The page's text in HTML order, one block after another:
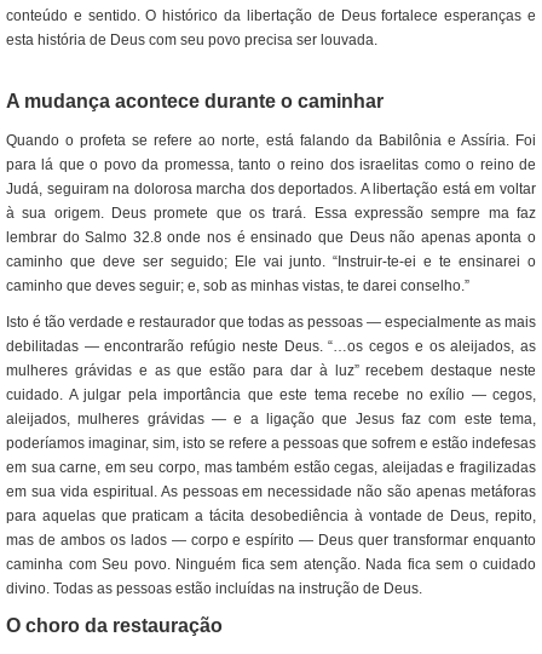
conteúdo e sentido. O histórico da libertação de Deus fortalece esperanças e
esta história de Deus com seu povo precisa ser louvada.
A mudança acontece durante o caminhar
Quando o profeta se refere ao norte, está falando da Babilônia e Assíria. Foi
para lá que o povo da promessa, tanto o reino dos israelitas como o reino de
Judá, seguiram na dolorosa marcha dos deportados. A libertação está em voltar
à sua origem. Deus promete que os trará. Essa expressão sempre ma faz
lembrar do Salmo 32.8 onde nos é ensinado que Deus não apenas aponta o
caminho que deve ser seguido; Ele vai junto. “Instruir-te-ei e te ensinarei o
caminho que deves seguir; e, sob as minhas vistas, te darei conselho.”
Isto é tão verdade e restaurador que todas as pessoas — especialmente as mais
debilitadas — encontrarão refúgio neste Deus. “…os cegos e os aleijados, as
mulheres grávidas e as que estão para dar à luz” recebem destaque neste
cuidado. A julgar pela importância que este tema recebe no exílio — cegos,
aleijados, mulheres grávidas — e a ligação que Jesus faz com este tema,
poderíamos imaginar, sim, isto se refere a pessoas que sofrem e estão indefesas
em sua carne, em seu corpo, mas também estão cegas, aleijadas e fragilizadas
em sua vida espiritual. As pessoas em necessidade não são apenas metáforas
para aquelas que praticam a tácita desobediência à vontade de Deus, repito,
mas de ambos os lados — corpo e espírito — Deus quer transformar enquanto
caminha com Seu povo. Ninguém fica sem atenção. Nada fica sem o cuidado
divino. Todas as pessoas estão incluídas na instrução de Deus.
O choro da restauração